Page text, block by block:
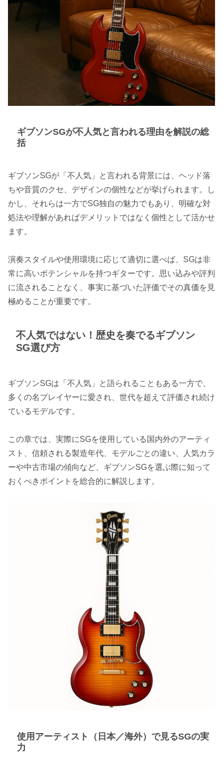
ギブソンSGが不人気と言われる理由を解説の総
括
ギブソンSGが「不人気」と言われる背景には、ヘッド落
ちや音質のクセ、デザインの個性などが挙げられます。し
かし、それらは一方でSG独自の魅力でもあり、明確な対
処法や理解があればデメリットではなく個性として活かせ
ます。
演奏スタイルや使用環境に応じて適切に選べば、SGは非
常に高いポテンシャルを持つギターです。思い込みや評判
に流されることなく、事実に基づいた評価でその真価を見
極めることが重要です。
不人気ではない！歴史を奏でるギブソン
SG選び方
ギブソンSGは「不人気」と語られることもある一方で、
多くの名プレイヤーに愛され、世代を超えて評価され続け
ているモデルです。
この章では、実際にSGを使用している国内外のアーティ
スト、信頼される製造年代、モデルごとの違い、人気カラ
ーや中古市場の傾向など、ギブソンSGを選ぶ際に知って
おくべきポイントを総合的に解説します。
使用アーティスト（日本／海外）で見るSGの実
力